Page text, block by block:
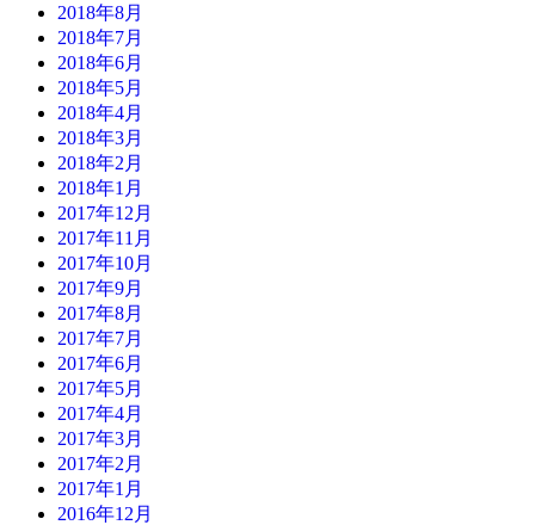
2018年8月
2018年7月
2018年6月
2018年5月
2018年4月
2018年3月
2018年2月
2018年1月
2017年12月
2017年11月
2017年10月
2017年9月
2017年8月
2017年7月
2017年6月
2017年5月
2017年4月
2017年3月
2017年2月
2017年1月
2016年12月